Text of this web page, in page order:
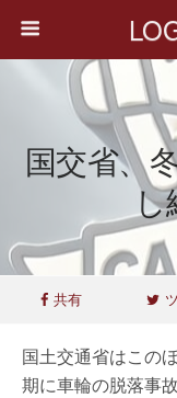
国交省、
共有
国土交通省はこの
期に車輪の脱落事